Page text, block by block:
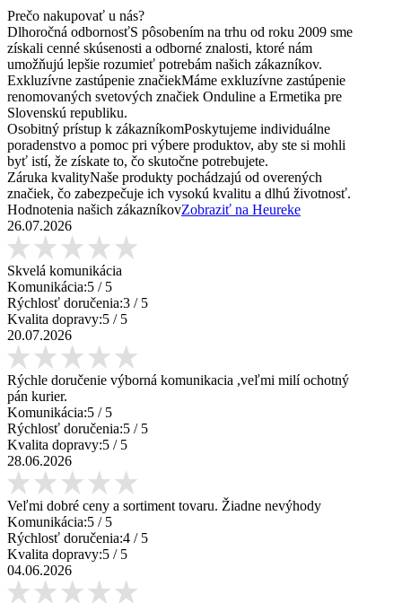
Prečo nakupovať u nás?
Dlhoročná odbornosťS pôsobením na trhu od roku 2009 sme
získali cenné skúsenosti a odborné znalosti, ktoré nám
umožňujú lepšie rozumieť potrebám našich zákazníkov.
Exkluzívne zastúpenie značiekMáme exkluzívne zastúpenie
renomovaných svetových značiek Onduline a Ermetika pre
Slovenskú republiku.
Osobitný prístup k zákazníkomPoskytujeme individuálne
poradenstvo a pomoc pri výbere produktov, aby ste si mohli
byť istí, že získate to, čo skutočne potrebujete.
Záruka kvalityNaše produkty pochádzajú od overených
značiek, čo zabezpečuje ich vysokú kvalitu a dlhú životnosť.
Hodnotenia našich zákazníkovZobraziť na Heureke
26.07.2026
Skvelá komunikácia
Komunikácia:5 / 5
Rýchlosť doručenia:3 / 5
Kvalita dopravy:5 / 5
20.07.2026
Rýchle doručenie výborná komunikacia ,veľmi milí ochotný
pán kurier.
Komunikácia:5 / 5
Rýchlosť doručenia:5 / 5
Kvalita dopravy:5 / 5
28.06.2026
Veľmi dobré ceny a sortiment tovaru. Žiadne nevýhody
Komunikácia:5 / 5
Rýchlosť doručenia:4 / 5
Kvalita dopravy:5 / 5
04.06.2026